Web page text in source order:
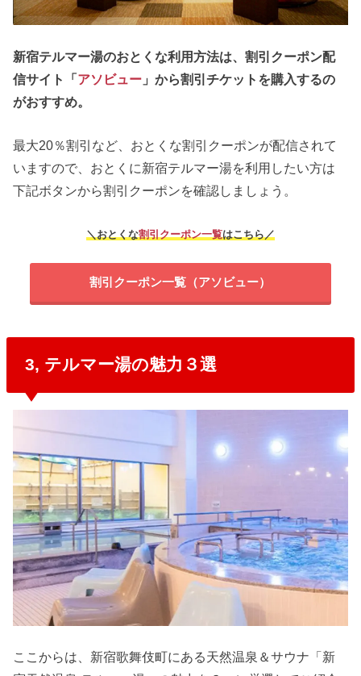
新宿テルマー湯のおとくな利用方法は、割引クーポン配
信サイト「アソビュー 」から割引チケットを購入するの
がおすすめ。
最大20％割引など、おとくな割引クーポンが配信されて
いますので、おとくに新宿テルマー湯を利用したい方は
下記ボタンから割引クーポンを確認しましょう。
＼おとくな割引クーポン一覧はこちら／
割引クーポン一覧（アソビュー）
3, テルマー湯の魅力３選
ここからは、新宿歌舞伎町にある天然温泉＆サウナ「新